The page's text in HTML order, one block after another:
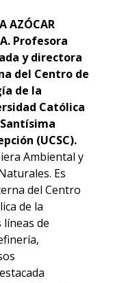
AZÓCAR
Profesora
y directora
del Centro de
de la
Católica
(UCSC).
Ambiental y
Es
del Centro
de la
líneas de